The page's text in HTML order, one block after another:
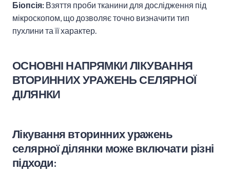
Біопсія: Взяття проби тканини для дослідження під
мікроскопом, що дозволяє точно визначити тип
пухлини та її характер.
ОСНОВНІ НАПРЯМКИ ЛІКУВАННЯ
ВТОРИННИХ УРАЖЕНЬ СЕЛЯРНОЇ
ДІЛЯНКИ
Лікування вторинних уражень
селярної ділянки може включати різні
підходи: